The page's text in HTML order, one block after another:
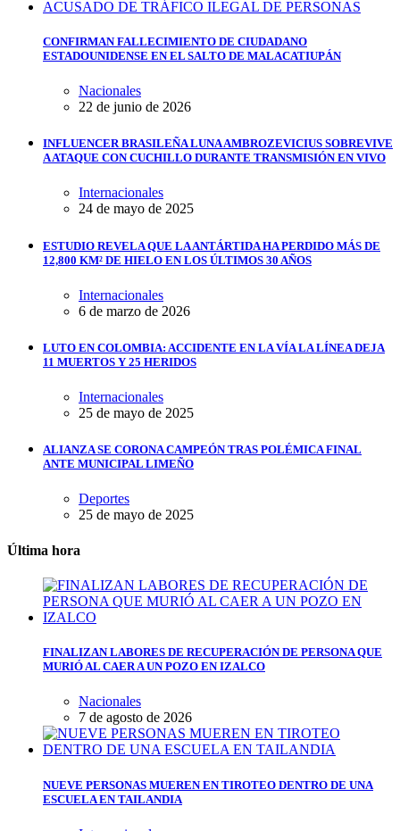
CONFIRMAN FALLECIMIENTO DE CIUDADANO
ESTADOUNIDENSE EN EL SALTO DE MALACATIUPÁN
Nacionales
22 de junio de 2026
INFLUENCER BRASILEÑA LUNA AMBROZEVICIUS SOBREVIVE
A ATAQUE CON CUCHILLO DURANTE TRANSMISIÓN EN VIVO
Internacionales
24 de mayo de 2025
ESTUDIO REVELA QUE LA ANTÁRTIDA HA PERDIDO MÁS DE
12,800 KM² DE HIELO EN LOS ÚLTIMOS 30 AÑOS
Internacionales
6 de marzo de 2026
LUTO EN COLOMBIA: ACCIDENTE EN LA VÍA LA LÍNEA DEJA
11 MUERTOS Y 25 HERIDOS
Internacionales
25 de mayo de 2025
ALIANZA SE CORONA CAMPEÓN TRAS POLÉMICA FINAL
ANTE MUNICIPAL LIMEÑO
Deportes
25 de mayo de 2025
Última hora
FINALIZAN LABORES DE RECUPERACIÓN DE PERSONA QUE
MURIÓ AL CAER A UN POZO EN IZALCO
Nacionales
7 de agosto de 2026
NUEVE PERSONAS MUEREN EN TIROTEO DENTRO DE UNA
ESCUELA EN TAILANDIA